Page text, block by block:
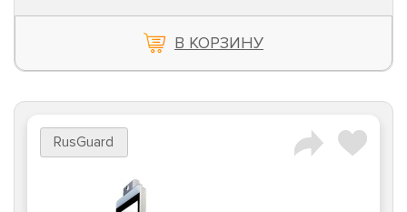
В КОРЗИНУ
RusGuard